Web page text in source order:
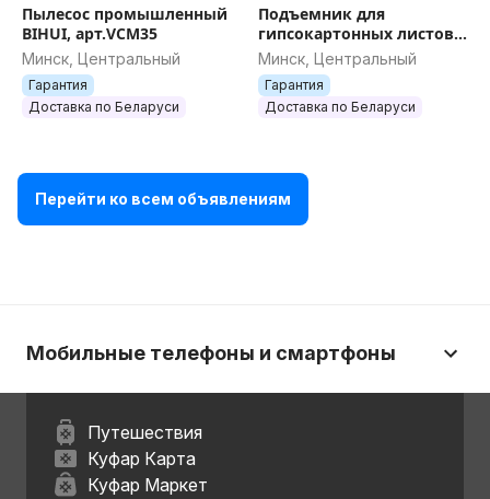
Пылесос промышленный
BIHUI, арт.VCM35
Минск, Центральный
Гарантия
Доставка по Беларуси
Подъемник для
гипсокартонных листов
DLT PLAC 450 (он же EDMA
PLAC 450), арт.0153
Минск, Центральный
Гарантия
Доставка по Беларуси
Перейти ко всем объявлениям
Мобильные телефоны и смартфоны
Путешествия
Куфар Карта
Куфар Маркет